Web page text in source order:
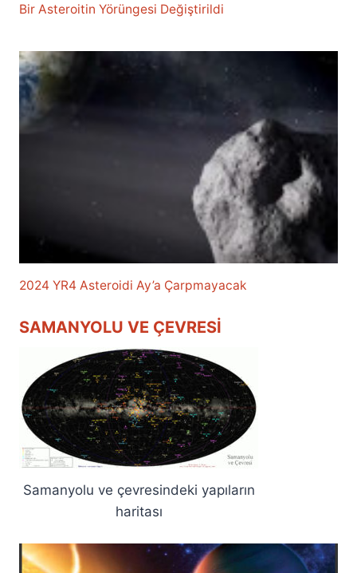
Bir Asteroitin Yörüngesi Değiştirildi
2024 YR4 Asteroidi Ay’a Çarpmayacak
SAMANYOLU VE ÇEVRESI
Samanyolu ve çevresindeki yapıların
haritası